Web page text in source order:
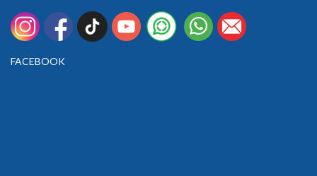
FACEBOOK